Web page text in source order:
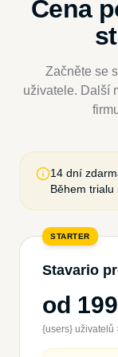
Cena
Začněte se
uživatele. Další
14 dní
Během trialu
STARTER
Stavario
od
{users} uživatelů